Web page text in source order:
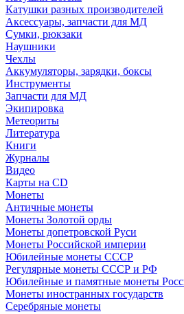
Катушки разных производителей
Аксессуары, запчасти для МД
Сумки, рюкзаки
Наушники
Чехлы
Аккумуляторы, зарядки, боксы
Инструменты
Запчасти для МД
Экипировка
Метеориты
Литература
Книги
Журналы
Видео
Карты на CD
Монеты
Античные монеты
Монеты Золотой орды
Монеты допетровской Руси
Монеты Российской империи
Юбилейные монеты СССР
Регулярные монеты СССР и РФ
Юбилейные и памятные монеты
Монеты иностранных государств
Серебряные монеты